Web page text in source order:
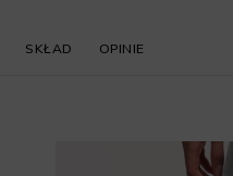
SKŁAD OPINIE